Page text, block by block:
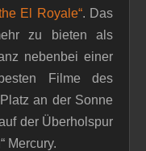
El Royale“. Das
zu bieten als
nebenbei einer
Filme des
an der Sonne
der Überholspur
Mercury.